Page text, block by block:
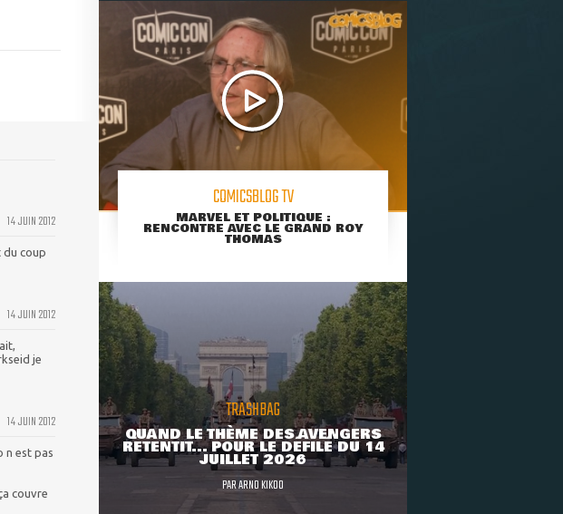
14 JUIN 2012
du coup
14 JUIN 2012
je
14 JUIN 2012
n est pas
couvre
COMICSBLOG TV
MARVEL ET POLITIQUE :
RENCONTRE AVEC LE GRAND ROY
THOMAS
TRASHBAG
QUAND LE THÈME DES AVENGERS
RETENTIT... POUR LE DÉFILÉ DU 14
JUILLET 2026
PARARNO KIKOO